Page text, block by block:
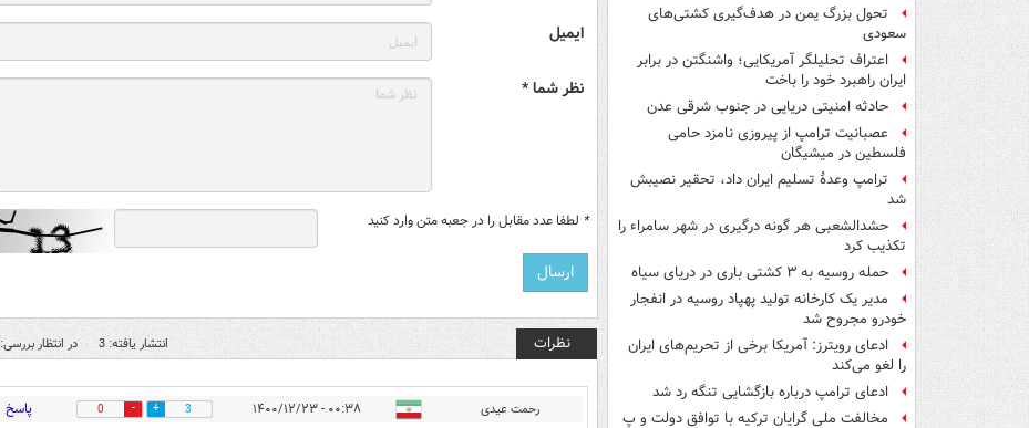
تحول بزرگ یمن در هدف‌گیری کشتی‌های
سعودی
اعتراف تحلیلگر آمریکایی؛ واشنگتن در برابر
ایران راهبرد خود را باخت
حادثه امنیتی دریایی در جنوب شرقی عدن
عصبانیت ترامپ از پیروزی نامزد حامی
فلسطین در میشیگان
ترامپ وعدۀ تسلیم ایران داد، تحقیر نصیبش
شد
حشدالشعبی هر گونه درگیری در شهر سامراء را
تکذیب کرد
حمله روسیه به ۳ کشتی باری در دریای سیاه
مدیر یک کارخانه تولید پهپاد روسیه در انفجار
خودرو مجروح شد
ادعای رویترز: آمریکا برخی از تحریم‌های ایران
را لغو می‌کند
ادعای ترامپ درباره بازگشایی تنگه رد شد
مخالفت ملی گرایان ترکیه با توافق دولت و پ
ایمیل
نظر شما *
* لطفا عدد مقابل را در جعبه متن وارد کنید
نظرات انتشار یافته: 3 در انتظار بررسی: 0
رحمت عیدی ۰۰:۳۸ - ۱۴۰۰/۱۲/۲۳ 3
0 پاسخ